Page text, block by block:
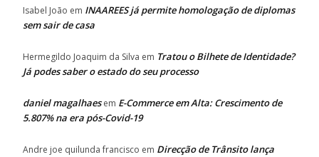
Isabel João em INAAREES já permite homologação de diplomas
sem sair de casa
Hermegildo Joaquim da Silva em Tratou o Bilhete de Identidade?
Já podes saber o estado do seu processo
daniel magalhaesem E-Commerce em Alta: Crescimento de
5.807% na era pós-Covid-19
Andre joe quilunda francisco em Direcção de Trânsito lança